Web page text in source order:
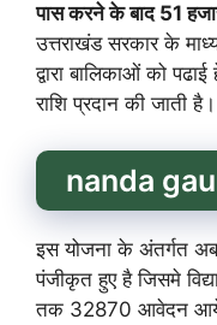
पास करने के बाद 51
उत्तराखंड सरकार के
द्वारा बालिकाओं को
राशि प्रदान की जाती है।
nanda
इस योजना के अंतर्गत
पंजीकृत हुए है जिसमे
तक 32870 आवेदन आये